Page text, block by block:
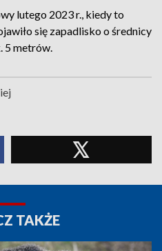
lutego 2023 r., kiedy to
się zapadlisko o średnicy
5 metrów.
TAKŻE